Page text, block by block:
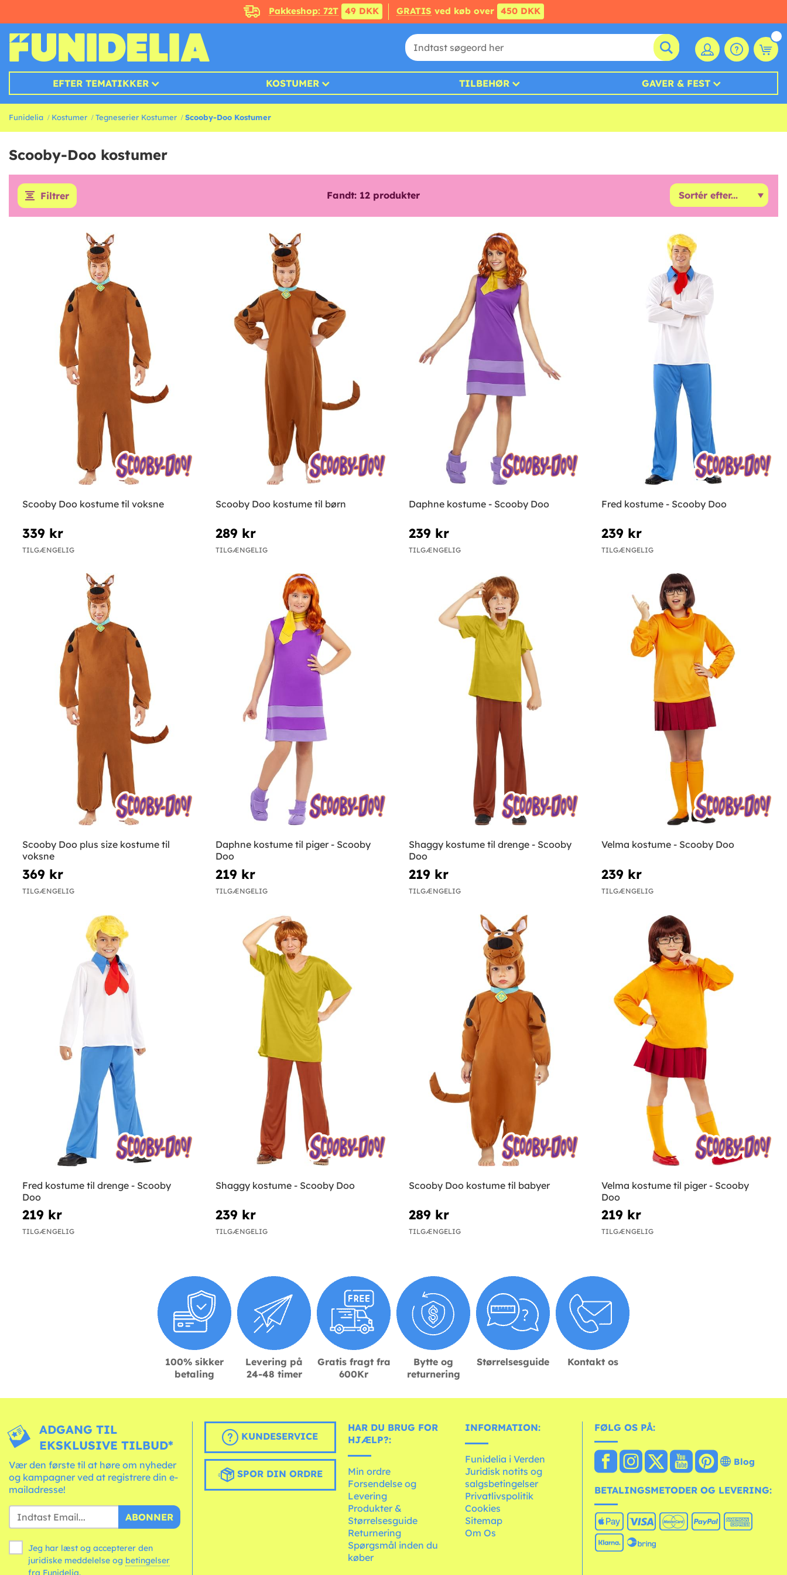
Pakkeshop: 72T 49 DKK GRATIS ved køb over 450 DKK
EFTER TEMATIKKER KOSTUMER TILBEHØR GAVER & FEST
Funidelia Kostumer Tegneserier Kostumer Scooby-Doo Kostumer
Scooby-Doo kostumer
Filtrer Fandt: 12 produkter
Scooby Doo kostume til voksne
339 kr
TILGÆNGELIG
Scooby Doo kostume til børn
289 kr
TILGÆNGELIG
Daphne kostume - Scooby Doo
239 kr
TILGÆNGELIG
Fred kostume - Scooby Doo
239 kr
TILGÆNGELIG
Scooby Doo plus size kostume til
voksne
369 kr
TILGÆNGELIG
Daphne kostume til piger - Scooby
Doo
219 kr
TILGÆNGELIG
Shaggy kostume til drenge - Scooby
Doo
219 kr
TILGÆNGELIG
Velma kostume - Scooby Doo
239 kr
TILGÆNGELIG
Fred kostume til drenge - Scooby
Doo
219 kr
TILGÆNGELIG
Shaggy kostume - Scooby Doo
239 kr
TILGÆNGELIG
Scooby Doo kostume til babyer
289 kr
TILGÆNGELIG
Velma kostume til piger - Scooby
Doo
219 kr
TILGÆNGELIG
100% sikker
betaling
Levering på
24-48 timer
Gratis fragt fra
600Kr
Bytte og
returnering
Størrelsesguide Kontakt os
ADGANG TIL
EKSKLUSIVE TILBUD*
Vær den første til at høre om nyheder
og kampagner ved at registrere din e-
mailadresse!
ABONNER
Jeg har læst og accepterer den
juridiske meddelelse og betingelser
fra Funidelia.
KUNDESERVICE
SPOR DIN ORDRE
HAR DU BRUG FOR
HJÆLP?:
Min ordre
Forsendelse og
Levering
Produkter &
Størrelsesguide
Returnering
Spørgsmål inden du
køber
INFORMATION:
Funidelia i Verden
Juridisk notits og
salgsbetingelser
Privatlivspolitik
Cookies
Sitemap
Om Os
FØLG OS PÅ:
Blog
BETALINGSMETODER OG LEVERING: